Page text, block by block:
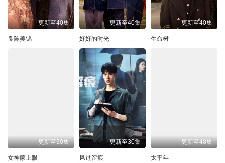
更新至40集
良陈美锦
更新至40集
好好的时光
更新至40集
生命树
更新至30集
女神蒙上眼
更新至30集
风过留痕
更新至48集
太平年